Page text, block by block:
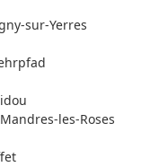
sur-Yerres
les-Roses